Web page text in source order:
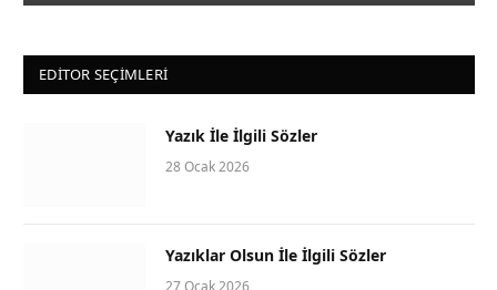
EDITOR SEÇIMLERI
Yazık İle İlgili Sözler
28 Ocak 2026
Yazıklar Olsun İle İlgili Sözler